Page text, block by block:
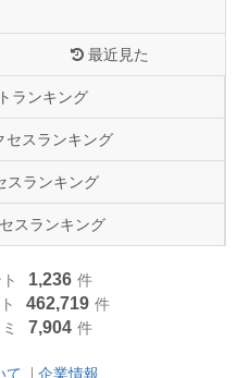
最近見た
ランキング
セスランキング
スランキング
スランキング
1,236 件
462,719 件
7,904 件
て 企業情報